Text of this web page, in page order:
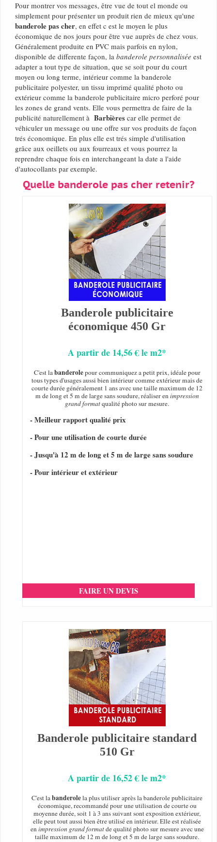
Pour montrer vos messages, être vue de tout el monde ou
simplement pour présenter un produit rien de mieux qu'une
banderole pas cher, en effet c est le moyen le plus
économique de nos jours pour être vue auprès de chez vous.
Généralement produite en PVC mais parfois en nylon,
disponible de differente façon, la banderole personnalisée est
adapter a tout type de situation, que se soit pour du court
moyen ou long terme, intérieur comme la banderole
publicitaire polyester, un tissu imprimé qualité photo ou
extérieur comme la banderole publicitaire micro perforé pour
les zones de grand vents. Elle vous permettra de faire de la
publicité naturellement à Barbières car elle permet de
véhiculer un message ou une offre sur vos produits de façon
trés économique. En plus elle est trés simple d'utilisation
grâce aux oeillets ou aux fourreaux et vous pourrez la
reprendre chaque fois en interchangeant la date a l'aide
d'autocollants par exemple.
Quelle banderole pas cher retenir?
Banderole publicitaire
économique 450 Gr
A partir de 14,56 € le m2*
C'est labanderolepour communiquez a petit prix, idéale pour
tous types d'usages aussi bien intérieur comme extérieur mais de
courte durée généralement 1 ans avec une taille maximum de 12
m de long et 5 m de large sans soudure, réaliser enimpression
grand formatqualité photo sur mesure.
- Meilleur rapport qualité prix
- Pour une utilisation de courte durée
- Jusqu'à 12 m de long et 5 m de large sans soudure
- Pour intérieur et extérieur
FAIRE UN DEVIS
Banderole publicitaire standard
510 Gr
A partir de 16,52 € le m2*
C'est labanderolela plus utiliser après la banderole publicitaire
économique, recommandé pour une utilisation de courte ou
moyenne durée, soit 1 à 3 ans suivant sont exposition extérieur,
elle peut tout aussi bien être utilisé en intérieur. Elle est réalisée
enimpression grand formatde qualité photo sur mesure avec une
taille maximum de 12 m de long et 5 m de large sans soudure.